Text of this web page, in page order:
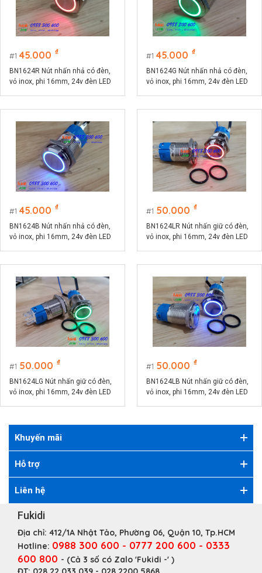
1 45.000 ₫
BN1624R Nút nhấn nhả có đèn,
vỏ inox, phi 16mm, 24v đèn LED
1 45.000 ₫
BN1624G Nút nhấn nhả có đèn,
vỏ inox, phi 16mm, 24v đèn LED
1 45.000 ₫
BN1624B Nút nhấn nhả có đèn,
vỏ inox, phi 16mm, 24v đèn LED
1 50.000 ₫
BN1624LR Nút nhấn giữ có đèn,
vỏ inox, phi 16mm, 24v đèn LED
1 50.000 ₫
BN1624LG Nút nhấn giữ có đèn,
vỏ inox, phi 16mm, 24v đèn LED
1 50.000 ₫
BN1624LB Nút nhấn giữ có đèn,
vỏ inox, phi 16mm, 24v đèn LED
Khuyến mãi
Hỗ trợ
Liên hệ
Fukidi
Địa chỉ: 412/1A Nhật Tảo, Phường 06, Quận 10, Tp.HCM
Hotline: 0988 300 600 - 0777 200 600 - 0333
600 800 - (Cả 3 số có Zalo 'Fukidi -' )